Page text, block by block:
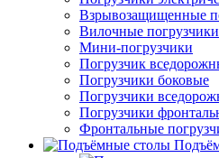
Взрывозащищенные
Вилочные погрузчики
Мини-погрузчики
Погрузчик
Погрузчики боковые
Погрузчики
Погрузчики
Фронтальные